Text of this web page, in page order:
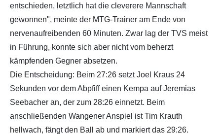
entschieden, letztlich hat die cleverere Mannschaft
gewonnen", meinte der MTG-Trainer am Ende von
nervenaufreibenden 60 Minuten. Zwar lag der TVS meist
in Führung, konnte sich aber nicht vom beherzt
kämpfenden Gegner absetzen.
Die Entscheidung: Beim 27:26 setzt Joel Kraus 24
Sekunden vor dem Abpfiff einen Kempa auf Jeremias
Seebacher an, der zum 28:26 einnetzt. Beim
anschließenden Wangener Anspiel ist Tim Krauth
hellwach, fängt den Ball ab und markiert das 29:26.